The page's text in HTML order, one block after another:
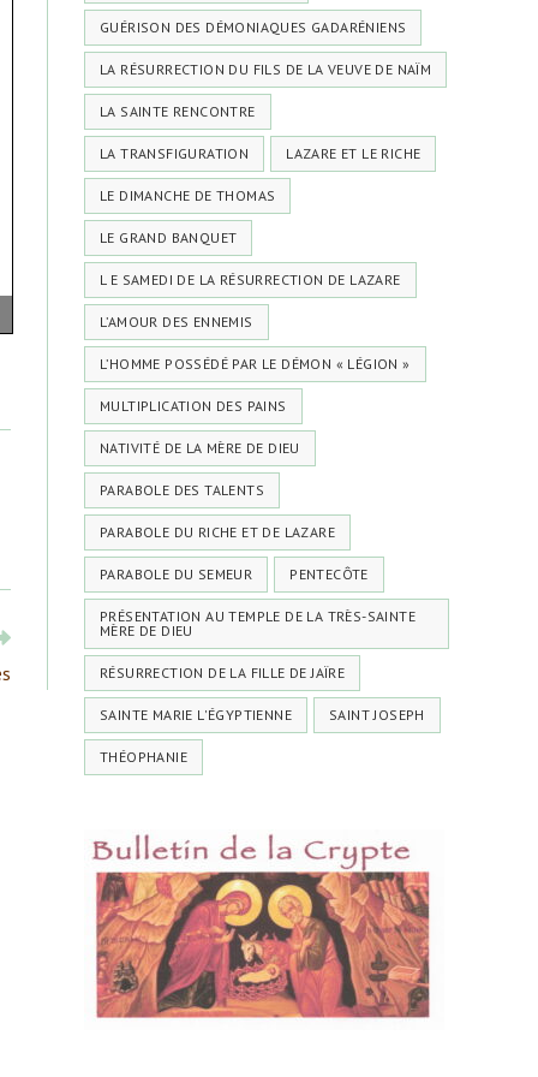
GUÉRISON DES DÉMONIAQUES GADARÉNIENS
LA RÉSURRECTION DU FILS DE LA VEUVE DE NAÏM
LA SAINTE RENCONTRE
LA TRANSFIGURATION LAZARE ET LE RICHE
LE DIMANCHE DE THOMAS
LE GRAND BANQUET
L E SAMEDI DE LA RÉSURRECTION DE LAZARE
L’AMOUR DES ENNEMIS
L’HOMME POSSÉDÉ PAR LE DÉMON « LÉGION »
MULTIPLICATION DES PAINS
NATIVITÉ DE LA MÈRE DE DIEU
PARABOLE DES TALENTS
PARABOLE DU RICHE ET DE LAZARE
PARABOLE DU SEMEUR PENTECÔTE
PRÉSENTATION AU TEMPLE DE LA TRÈS-SAINTE
MÈRE DE DIEU
RÉSURRECTION DE LA FILLE DE JAÏRE
SAINTE MARIE L'ÉGYPTIENNE SAINT JOSEPH
THÉOPHANIE